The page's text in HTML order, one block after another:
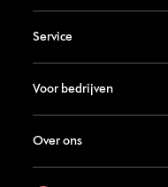
Service
Voor bedrijven
Over ons